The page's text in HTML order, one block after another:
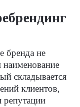
бренда не
наименование
складывается
клиентов,
репутации